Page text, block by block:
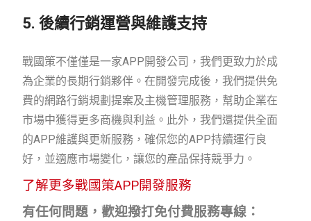
5. 後續行銷運營與維護支持
戰國策不僅僅是一家APP開發公司，我們更致力於成
為企業的長期行銷夥伴。在開發完成後，我們提供免
費的網路行銷規劃提案及主機管理服務，幫助企業在
市場中獲得更多商機與利益。此外，我們還提供全面
的APP維護與更新服務，確保您的APP持續運行良
好，並適應市場變化，讓您的產品保持競爭力。
了解更多戰國策APP開發服務
有任何問題，歡迎撥打免付費服務專線：